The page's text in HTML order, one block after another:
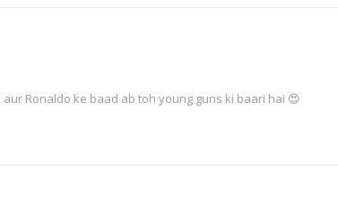
Ronaldo ke baad ab toh young guns ki baari hai 😍